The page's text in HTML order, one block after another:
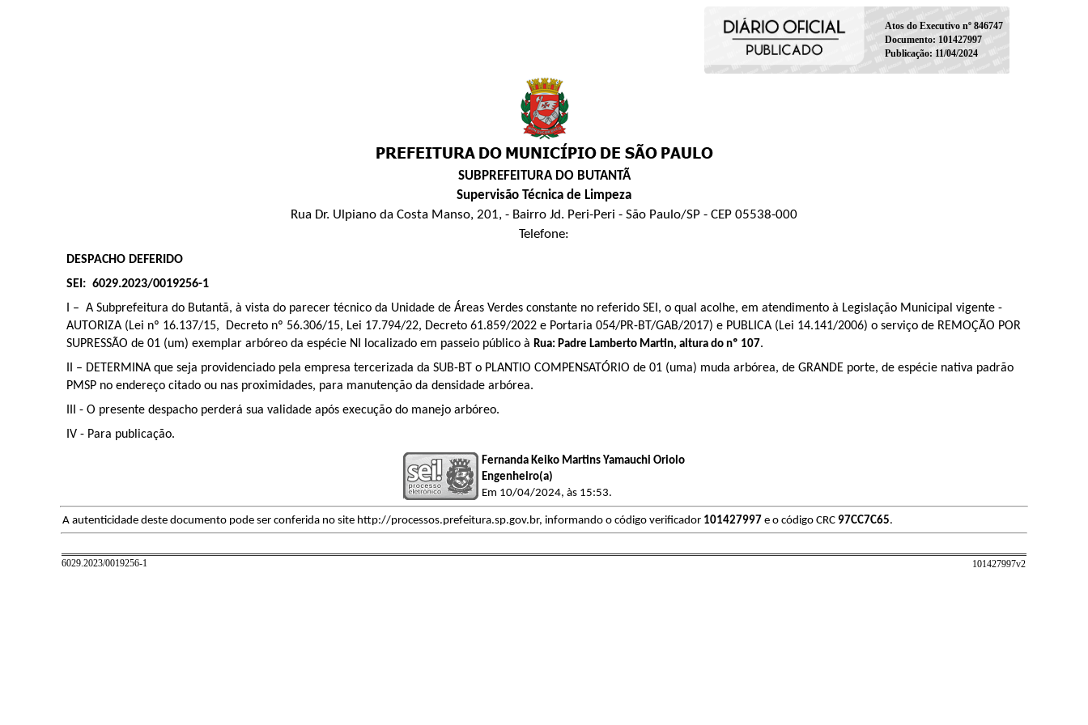
Atos do Executivo nº 846747
Documento: 101427997
Publicação: 11/04/2024
SUBPREFEITURA DO BUTANTÃ
Supervisão Técnica de Limpeza
Rua Dr. Ulpiano da Costa Manso, 201, - Bairro Jd. Peri-Peri - São Paulo/SP - CEP 05538-000
Telefone:
DESPACHO DEFERIDO
SEI: 6029.2023/0019256-1
I – A Subprefeitura do Butantã, à vista do parecer técnico da Unidade de Áreas Verdes constante no referido SEI, o qual acolhe, em atendimento à Legislação Municipal vigente -
AUTORIZA (Lei nº 16.137/15, Decreto nº 56.306/15, Lei 17.794/22, Decreto 61.859/2022 e Portaria 054/PR-BT/GAB/2017) e PUBLICA (Lei 14.141/2006) o serviço de REMOÇÃO POR
SUPRESSÃO de 01 (um) exemplar arbóreo da espécie NI localizado em passeio público à Rua: Padre Lamberto Martin, altura do nº 107.
II – DETERMINA que seja providenciado pela empresa tercerizada da SUB-BT o PLANTIO COMPENSATÓRIO de 01 (uma) muda arbórea, de GRANDE porte, de espécie nativa padrão
PMSP no endereço citado ou nas proximidades, para manutenção da densidade arbórea.
III - O presente despacho perderá sua validade após execução do manejo arbóreo.
IV - Para publicação.
Fernanda Keiko Martins Yamauchi Oriolo
Engenheiro(a)
Em 10/04/2024, às 15:53.
A autenticidade deste documento pode ser conferida no site http://processos.prefeitura.sp.gov.br, informando o código verificador 101427997 e o código CRC97CC7C65.
6029.2023/0019256-1 101427997v2